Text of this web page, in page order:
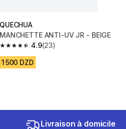
QUECHUA
MANCHETTE ANTI-UV JR - BEIGE
4.9
4.9 out of 5 stars from 23 reviews
(23)
1 500 DZD
Livraison à domicile